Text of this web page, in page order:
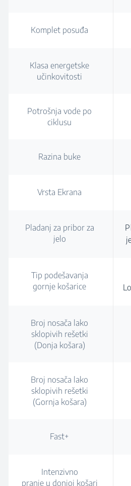
Komplet posuđa
Klasa energetske
učinkovitosti
Potrošnja vode po
ciklusu
Razina buke
Vrsta Ekrana
Pladanj za pribor za
jelo
Tip podešavanja
gornje košarice
Broj nosača lako
sklopivih rešetki
(Donja košara)
Broj nosača lako
sklopivih rešetki
(Gornja košara)
Fast+
Intenzivno
pranje u donjoj košari